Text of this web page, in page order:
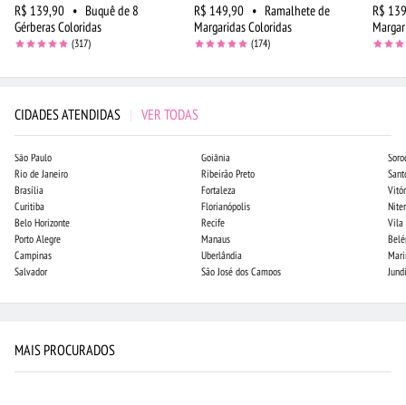
R$ 139,90 • Buquê de 8
Gérberas Coloridas
(317)
R$ 149,90 • Ramalhete de
Margaridas Coloridas
(174)
R$
CIDADES ATENDIDAS | VER TODAS
São Paulo
Rio de Janeiro
Brasília
Curitiba
Belo Horizonte
Porto Alegre
Campinas
Salvador
Goiânia
Ribeirão Preto
Fortaleza
Florianópolis
Recife
Manaus
Uberlândia
São José dos Campos
Vila
MAIS PROCURADOS